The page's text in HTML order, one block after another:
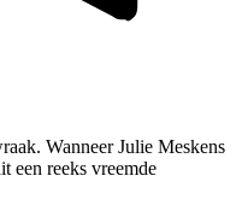
Wanneer Julie Meskens
een reeks vreemde